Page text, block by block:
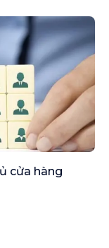
cửa hàng